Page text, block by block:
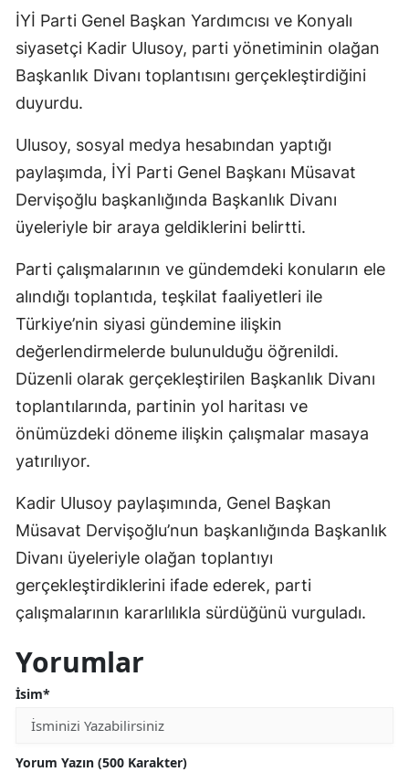
Eskişehir
Gaziantep
Giresun
Hakkari
Hatay
Isparta
Mersin
İzmir
Kars
Kastamonu
Kırklareli
Kırşehir
Kocaeli
Konya
İYİ Parti Genel Başkan Yardımcısı ve Konyalı
siyasetçi Kadir Ulusoy, parti yönetiminin olağan
Başkanlık Divanı toplantısını gerçekleştirdiğini
duyurdu.
Ulusoy, sosyal medya hesabından yaptığı
paylaşımda, İYİ Parti Genel Başkanı Müsavat
Dervişoğlu başkanlığında Başkanlık Divanı
üyeleriyle bir araya geldiklerini belirtti.
Parti çalışmalarının ve gündemdeki konuların ele
alındığı toplantıda, teşkilat faaliyetleri ile
Türkiye’nin siyasi gündemine ilişkin
değerlendirmelerde bulunulduğu öğrenildi.
Düzenli olarak gerçekleştirilen Başkanlık Divanı
toplantılarında, partinin yol haritası ve
önümüzdeki döneme ilişkin çalışmalar masaya
yatırılıyor.
Kadir Ulusoy paylaşımında, Genel Başkan
Müsavat Dervişoğlu’nun başkanlığında Başkanlık
Divanı üyeleriyle olağan toplantıyı
gerçekleştirdiklerini ifade ederek, parti
çalışmalarının kararlılıkla sürdüğünü vurguladı.
Yorumlar
İsim*
Yorum Yazın (500 Karakter)